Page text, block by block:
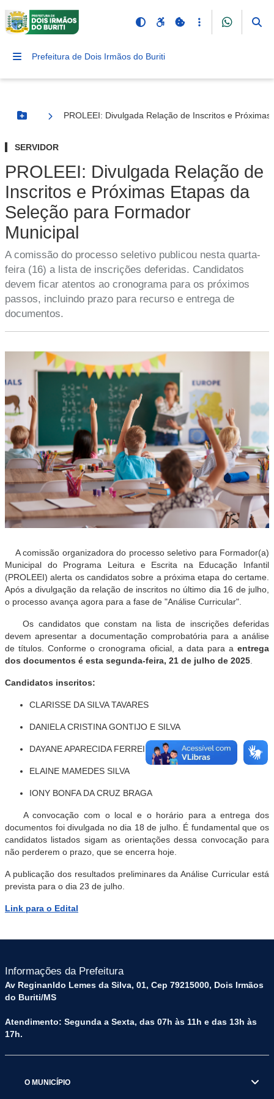
Prefeitura de Dois Irmãos do Buriti
Botão Menu
PROLEEI: Divulgada Relação de Inscritos e
SERVIDOR
PROLEEI: Divulgada Relação de
Inscritos e Próximas Etapas da
Seleção para Formador
Municipal
A comissão do processo seletivo publicou nesta quarta-
feira (16) a lista de inscrições deferidas. Candidatos
devem ficar atentos ao cronograma para os próximos
passos, incluindo prazo para recurso e entrega de
documentos.
A comissão organizadora do processo seletivo para Formador(a)
Municipal do Programa Leitura e Escrita na Educação Infantil
(PROLEEI) alerta os candidatos sobre a próxima etapa do certame.
Após a divulgação da relação de inscritos no último dia 16 de julho,
o processo avança agora para a fase de "Análise Curricular".
Os candidatos que constam na lista de inscrições deferidas
devem apresentar a documentação comprobatória para a análise
de títulos. Conforme o cronograma oficial, a data para a entrega
dos documentos é esta segunda-feira, 21 de julho de 2025.
Candidatos inscritos:
CLARISSE DA SILVA TAVARES
DANIELA CRISTINA GONTIJO E SILVA
DAYANE APARECIDA FERREIRA DE MORAIS
ELAINE MAMEDES SILVA
IONY BONFA DA CRUZ BRAGA
A convocação com o local e o horário para a entrega dos
documentos foi divulgada no dia 18 de julho. É fundamental que os
candidatos listados sigam as orientações dessa convocação para
não perderem o prazo, que se encerra hoje.
A publicação dos resultados preliminares da Análise Curricular está
prevista para o dia 23 de julho.
Link para o Edital
Informações da Prefeitura
Av Reginanldo Lemes da Silva, 01, Cep 79215000, Dois Irmãos
do Buriti/MS
Atendimento: Segunda a Sexta, das 07h às 11h e das 13h às
17h.
O MUNICÍPIO